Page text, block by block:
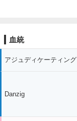
血統
アジュディケーティング
Danzig